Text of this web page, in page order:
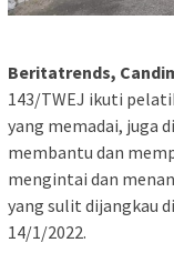
Beritatrends,
143/TWEJ ikuti
yang memadai, juga
membantu dan
mengintai dan
yang sulit dijangkau
14/1/2022.